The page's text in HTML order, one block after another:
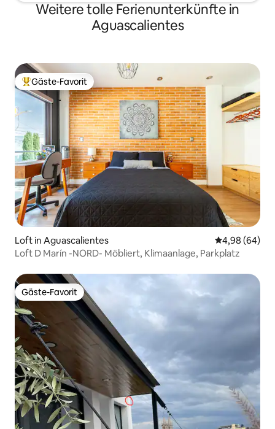
Weitere tolle Ferienunterkünfte in
Aguascalientes
Beliebter Gäste-Favorit.
Gäste-Favorit
Loft in Aguascalientes
4,98 (64)
Loft D Marín -NORD- Möbliert, Klimaanlage, Parkplatz
Gäste-Favorit
Gäste-Favorit